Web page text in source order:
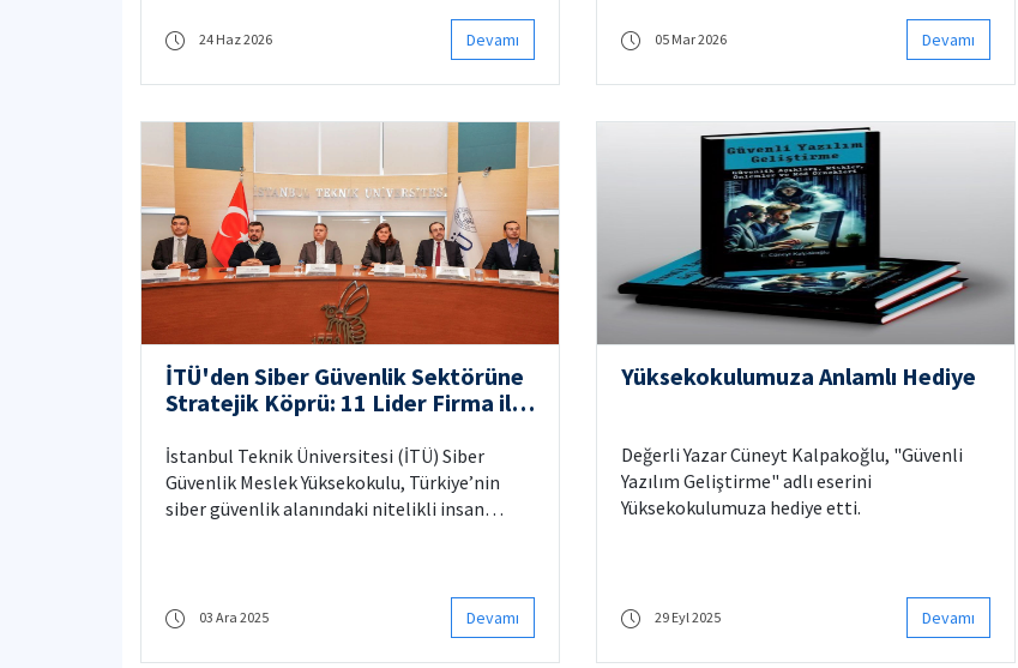
24 Haz 2026 Devamı 05 Mar 2026 Devamı
İTÜ'den Siber Güvenlik Sektörüne
Stratejik Köprü: 11 Lider Firma ile
İstanbul Teknik Üniversitesi (İTÜ) Siber
Güvenlik Meslek Yüksekokulu, Türkiye’nin
siber güvenlik alanındaki nitelikli insan
üniversite-sanayi iş birliğinde önemli bir
03 Ara 2025 Devamı
Yüksekokulumuza Anlamlı Hediye
Değerli Yazar Cüneyt Kalpakoğlu, "Güvenli
Yazılım Geliştirme" adlı eserini
Yüksekokulumuza hediye etti.
29 Eyl 2025 Devamı